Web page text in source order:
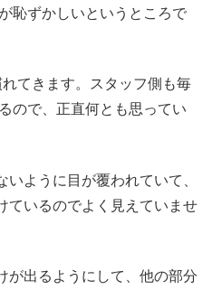
恥ずかしいというところで
てきます。スタッフ側も毎
ので、正直何とも思ってい
ように目が覆われていて、
ているのでよく見えていませ
が出るようにして、他の部分